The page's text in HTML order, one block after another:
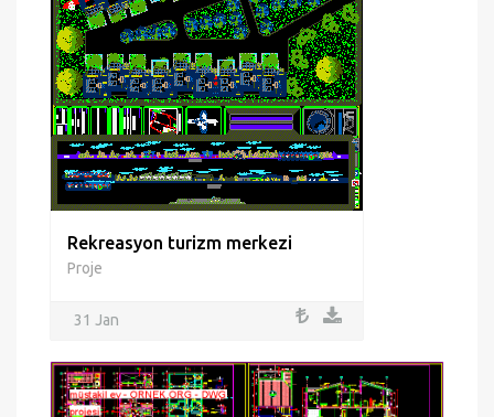
Rekreasyon turizm merkezi
Proje
31 Jan